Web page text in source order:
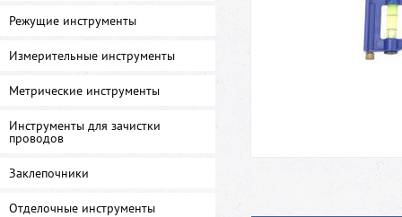
Режущие инструменты
Измерительные инструменты
Метрические инструменты
Инструменты для зачистки
проводов
Заклепочники
Отделочные инструменты